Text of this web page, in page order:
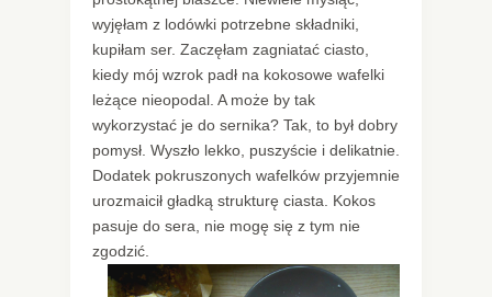
wyjęłam z lodówki potrzebne składniki,
kupiłam ser. Zaczęłam zagniatać ciasto,
kiedy mój wzrok padł na kokosowe wafelki
leżące nieopodal. A może by tak
wykorzystać je do sernika? Tak, to był dobry
pomysł. Wyszło lekko, puszyście i delikatnie.
Dodatek pokruszonych wafelków przyjemnie
urozmaicił gładką strukturę ciasta. Kokos
pasuje do sera, nie mogę się z tym nie
zgodzić.